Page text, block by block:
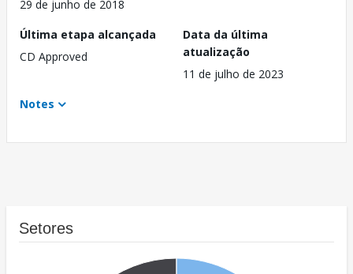
29 de junho de 2018
Última etapa alcançada
CD Approved
Data da última
atualização
11 de julho de 2023
Notes
Setores